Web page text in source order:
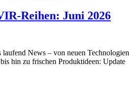
Reihen: Juni 2026
News – von neuen Technologien
hin zu frischen Produktideen: Update